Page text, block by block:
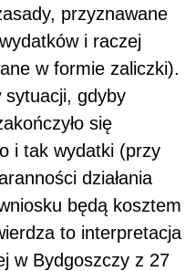
przyznawane
i raczej
w formie zaliczki).
sytuacji, gdyby
się
i tak wydatki (przy
działania
będą kosztem
to interpretacja
w Bydgoszczy z 27